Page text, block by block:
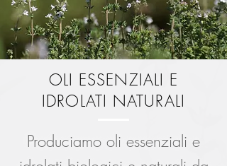
OLI ESSENZIALI E
IDROLATI NATURALI
Produciamo oli essenziali e